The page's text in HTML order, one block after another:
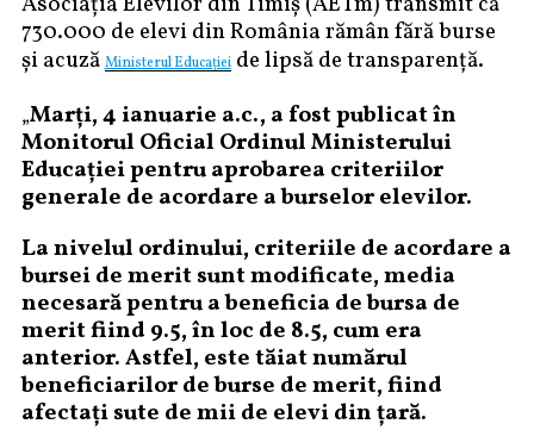
730.000 de elevi din România rămân fără burse
și acuzăMinisterul Educațieide lipsă de transparență.
„Marți, 4 ianuarie a.c., a fost publicat în
Monitorul Oficial Ordinul Ministerului
Educației pentru aprobarea criteriilor
generale de acordare a burselor elevilor.
La nivelul ordinului, criteriile de acordare a
bursei de merit sunt modificate, media
necesară pentru a beneficia de bursa de
merit fiind 9.5, în loc de 8.5, cum era
anterior. Astfel, este tăiat numărul
beneficiarilor de burse de merit, fiind
afectați sute de mii de elevi din țară.